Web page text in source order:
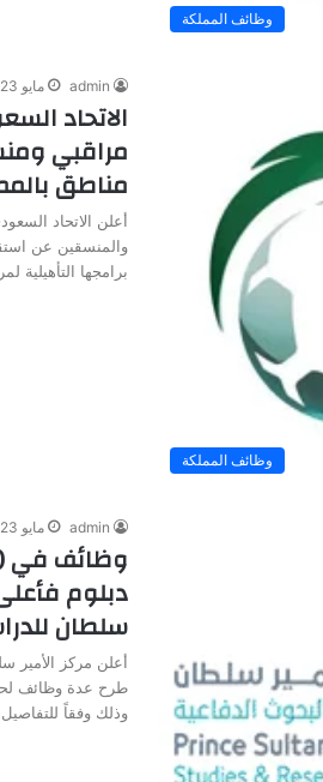
وظائف المملكة
وظائف المملكة
admin مايو 23, 2024
الاتحاد
مراقبي
مناطق
أعلن الاتحاد
والمنسقين عن
برامجها
admin مايو 23, 2024
وظائف في
دبلوم
سلطان
أعلن مركز الأمير
طرح عدة وظائف
وذلك وفقاً